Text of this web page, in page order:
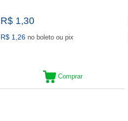
R$ 1,30
R$ 1,26 no boleto ou pix
Comprar